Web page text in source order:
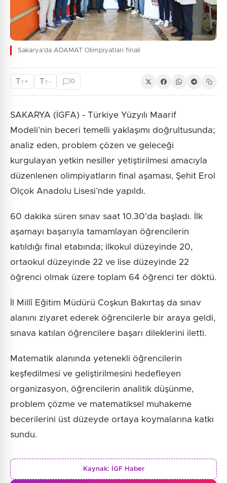
Sakarya’da ADAMAT Olimpiyatları finali
TT+ TT - 0
SAKARYA (İGFA) - Türkiye Yüzyılı Maarif
Modeli’nin beceri temelli yaklaşımı doğrultusunda;
analiz eden, problem çözen ve geleceği
kurgulayan yetkin nesiller yetiştirilmesi amacıyla
düzenlenen olimpiyatların final aşaması, Şehit Erol
Olçok Anadolu Lisesi’nde yapıldı.
60 dakika süren sınav saat 10.30’da başladı. İlk
aşamayı başarıyla tamamlayan öğrencilerin
katıldığı final etabında; ilkokul düzeyinde 20,
ortaokul düzeyinde 22 ve lise düzeyinde 22
öğrenci olmak üzere toplam 64 öğrenci ter döktü.
İl Millî Eğitim Müdürü Coşkun Bakırtaş da sınav
alanını ziyaret ederek öğrencilerle bir araya geldi,
sınava katılan öğrencilere başarı dileklerini iletti.
Matematik alanında yetenekli öğrencilerin
keşfedilmesi ve geliştirilmesini hedefleyen
organizasyon, öğrencilerin analitik düşünme,
problem çözme ve matematiksel muhakeme
becerilerini üst düzeyde ortaya koymalarına katkı
sundu.
Kaynak: İGF Haber